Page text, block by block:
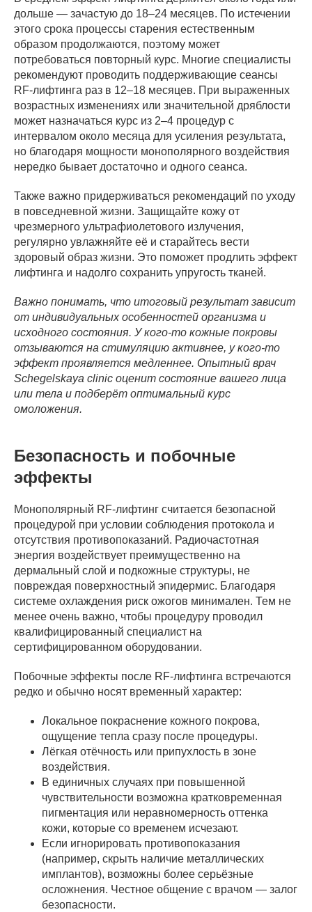
дольше — зачастую до 18–24 месяцев. По истечении
этого срока процессы старения естественным
образом продолжаются, поэтому может
потребоваться повторный курс. Многие специалисты
рекомендуют проводить поддерживающие сеансы
RF-лифтинга раз в 12–18 месяцев. При выраженных
возрастных изменениях или значительной дряблости
может назначаться курс из 2–4 процедур с
интервалом около месяца для усиления результата,
но благодаря мощности монополярного воздействия
нередко бывает достаточно и одного сеанса.
Также важно придерживаться рекомендаций по уходу
в повседневной жизни. Защищайте кожу от
чрезмерного ультрафиолетового излучения,
регулярно увлажняйте её и старайтесь вести
здоровый образ жизни. Это поможет продлить эффект
лифтинга и надолго сохранить упругость тканей.
Важно понимать, что итоговый результат зависит
от индивидуальных особенностей организма и
исходного состояния. У кого-то кожные покровы
отзываются на стимуляцию активнее, у кого-то
эффект проявляется медленнее. Опытный врач
Schegelskaya clinic оценит состояние вашего лица
или тела и подберёт оптимальный курс
омоложения.
Безопасность и побочные
эффекты
Монополярный RF-лифтинг считается безопасной
процедурой при условии соблюдения протокола и
отсутствия противопоказаний. Радиочастотная
энергия воздействует преимущественно на
дермальный слой и подкожные структуры, не
повреждая поверхностный эпидермис. Благодаря
системе охлаждения риск ожогов минимален. Тем не
менее очень важно, чтобы процедуру проводил
квалифицированный специалист на
сертифицированном оборудовании.
Побочные эффекты после RF-лифтинга встречаются
редко и обычно носят временный характер:
Локальное покраснение кожного покрова,
ощущение тепла сразу после процедуры.
Лёгкая отёчность или припухлость в зоне
воздействия.
В единичных случаях при повышенной
чувствительности возможна кратковременная
пигментация или неравномерность оттенка
кожи, которые со временем исчезают.
Если игнорировать противопоказания
(например, скрыть наличие металлических
имплантов), возможны более серьёзные
осложнения. Честное общение с врачом — залог
безопасности.